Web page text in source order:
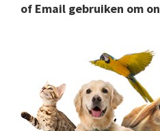
of Email gebruiken om